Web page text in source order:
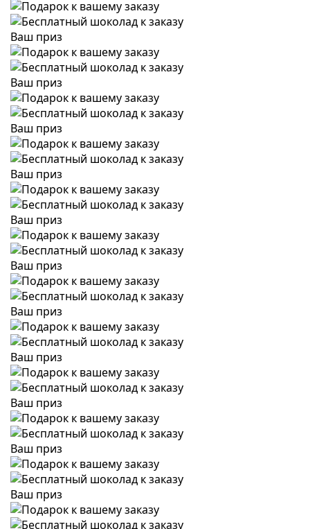
Ваш приз
Ваш приз
Ваш приз
Ваш приз
Ваш приз
Ваш приз
Ваш приз
Ваш приз
Ваш приз
Ваш приз
Ваш приз